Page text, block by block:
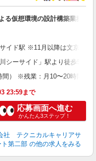
仮想環境の設計構築業務
イド駅 ※11月以降は文京区白
シーサイド」駅より徒歩5分
間） ※残業：月10〜20時間程
23:59まで
応募画面へ進む
かんたん3ステップ！
社 テクニカルキャリアサ
ト第二部 の他の求人をみる